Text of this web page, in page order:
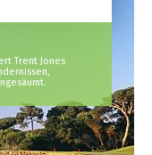
Trent Jones